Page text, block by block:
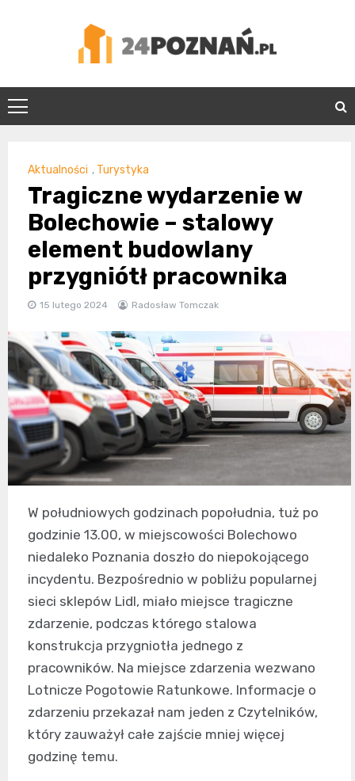
24Poznań.pl
Aktualności , Turystyka
Tragiczne wydarzenie w
Bolechowie – stalowy
element budowlany
przygniótł pracownika
15 lutego 2024 Radosław Tomczak
W południowych godzinach popołudnia, tuż po
godzinie 13.00, w miejscowości Bolechowo
niedaleko Poznania doszło do niepokojącego
incydentu. Bezpośrednio w pobliżu popularnej
sieci sklepów Lidl, miało miejsce tragiczne
zdarzenie, podczas którego stalowa
konstrukcja przygniotła jednego z
pracowników. Na miejsce zdarzenia wezwano
Lotnicze Pogotowie Ratunkowe. Informacje o
zdarzeniu przekazał nam jeden z Czytelników,
który zauważył całe zajście mniej więcej
godzinę temu.